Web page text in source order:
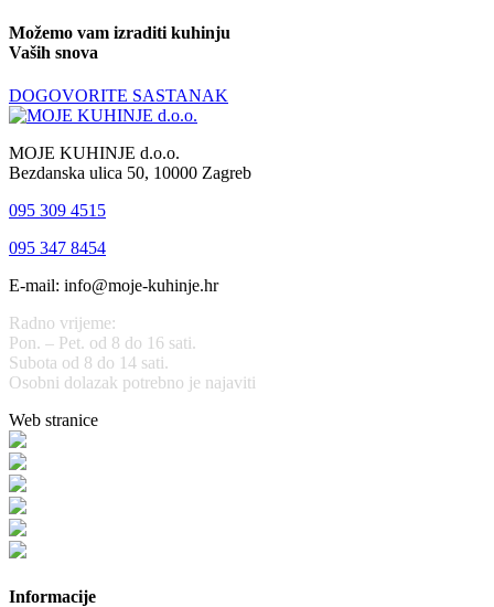
Možemo vam izraditi kuhinju
Vaših snova
DOGOVORITE SASTANAK
MOJE KUHINJE d.o.o.
Bezdanska ulica 50, 10000 Zagreb
095 309 4515
095 347 8454
E-mail: info@moje-kuhinje.hr
Radno vrijeme:
Pon. – Pet. od 8 do 16 sati.
Subota od 8 do 14 sati.
Osobni dolazak potrebno je najaviti
Web stranice
Informacije